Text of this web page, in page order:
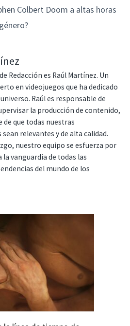
Colbert Doom a altas horas
Redacción es Raúl Martínez. Un
en videojuegos que ha dedicado
Raúl es responsable de
la producción de contenido,
de que todas nuestras
relevantes y de alta calidad.
nuestro equipo se esfuerza por
la vanguardia de todas las
del mundo de los